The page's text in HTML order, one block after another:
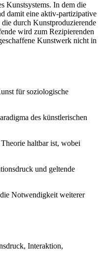
Kunstsystems. In dem die
damit eine aktiv-partizipative
durch Kunstproduzierende
wird zum Rezipierenden
Kunstwerk nicht in
für soziologische
des künstlerischen
haltbar ist, wobei
und geltende
Notwendigkeit weiterer
Interaktion,